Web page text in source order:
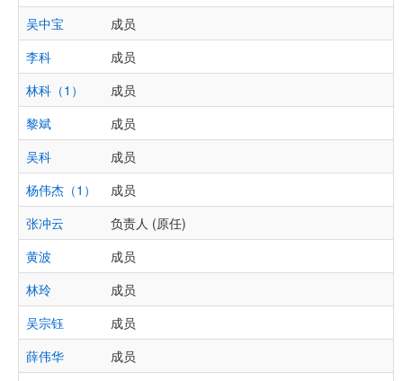
吴中宝
成员
李科
成员
林科（1）
成员
黎斌
成员
吴科
成员
杨伟杰（1）
成员
张冲云
负责人 (原任)
黄波
成员
林玲
成员
吴宗钰
成员
薛伟华
成员